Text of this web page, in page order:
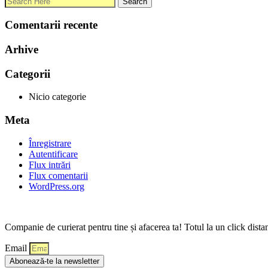
Comentarii recente
Arhive
Categorii
Nicio categorie
Meta
Înregistrare
Autentificare
Flux intrări
Flux comentarii
WordPress.org
Companie de curierat pentru tine și afacerea ta! Totul la un click
Email
Abonează-te la newsletter